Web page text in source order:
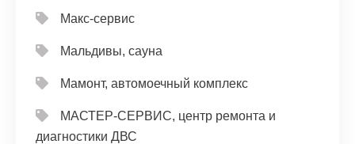
Макс-сервис
Мальдивы, сауна
Мамонт, автомоечный комплекс
МАСТЕР-СЕРВИС, центр ремонта и
диагностики ДВС